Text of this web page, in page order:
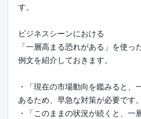
す。
ビジネスシーンにおける
「一層高まる恐れがある」を使っ
例文を紹介しておきます。
・「現在の市場動向を鑑みると、
あるため、早急な対策が必要です。
・「このままの状況が続くと、一